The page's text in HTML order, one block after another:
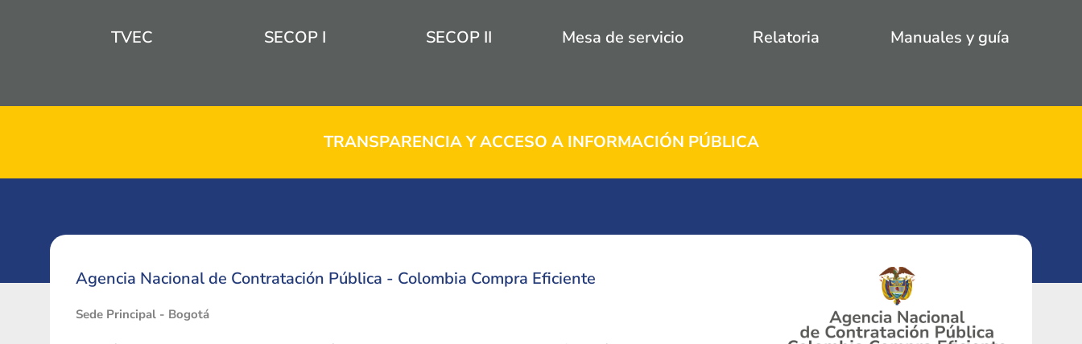
TVEC SECOP I SECOP II Mesa de servicio Relatoria Manuales y guía
TRANSPARENCIA Y ACCESO A INFORMACIÓN PÚBLICA
Agencia Nacional de Contratación Pública - Colombia Compra Eficiente
Sede Principal - Bogotá